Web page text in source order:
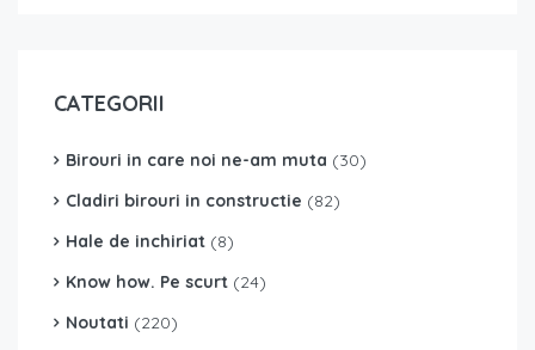
CATEGORII
Birouri in care noi ne-am muta (30)
Cladiri birouri in constructie (82)
Hale de inchiriat (8)
Know how. Pe scurt (24)
Noutati (220)